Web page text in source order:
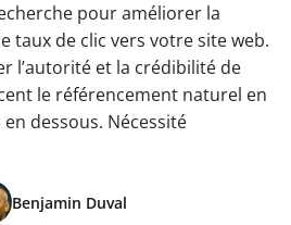
pour améliorer la
taux de clic vers votre site web.
l’autorité et la crédibilité de
le référencement naturel en
dessous. Nécessité
Benjamin Duval